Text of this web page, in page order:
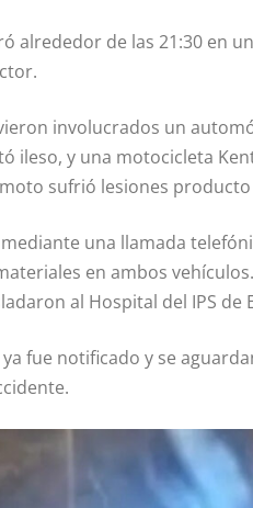
alrededor de las 21:30 en
involucrados un
ileso, y una motocicleta
sufrió lesiones
una llamada
en ambos
al Hospital del IPS
fue notificado y se